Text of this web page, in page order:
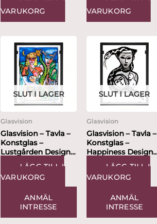
VARUKORG
VARUKORG
SLUT I LAGER
Glasvision
Glasvision – Tavla –
Konstglas –
Lustgården Design
Ulrica Hydman...
LÄGG TILL I
VARUKORG
ANMÄL
INTRESSE
SLUT I LAGER
Glasvision
Glasvision – Tavla –
Konstglas –
Happiness Design
Ulrica Hydman...
LÄGG TILL I
VARUKORG
ANMÄL
INTRESSE